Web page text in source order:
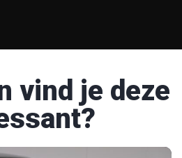
vind je deze